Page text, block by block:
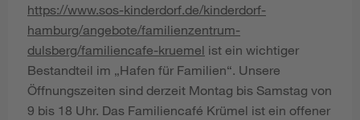
https://www.sos-kinderdorf.de/kinderdorf-
hamburg/angebote/familienzentrum-
dulsberg/familiencafe-kruemel ist ein wichtiger
Bestandteil im „Hafen für Familien“. Unsere
Öffnungszeiten sind derzeit Montag bis Samstag von
9 bis 18 Uhr. Das Familiencafé Krümel ist ein offener